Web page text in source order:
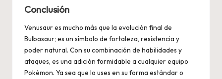
Conclusión
Venusaur es mucho más que la evolución final de
Bulbasaur; es un símbolo de fortaleza, resistencia y
poder natural. Con su combinación de habilidades y
ataques, es una adición formidable a cualquier equipo
Pokémon. Ya sea que lo uses en su forma estándar o